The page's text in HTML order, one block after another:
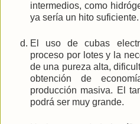
intermedios, como
ya sería un hito suficiente.
El uso de cubas
proceso por lotes y la
de una pureza alta,
obtención de
producción masiva. El
podrá ser muy grande.